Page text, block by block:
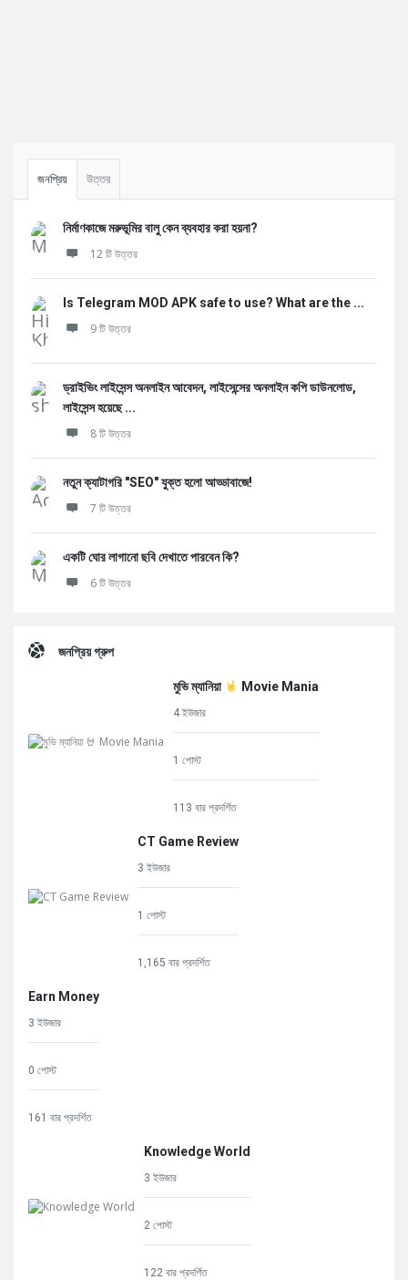
Sidebar
জনপ্রিয় উত্তর
নির্মাণকাজে মরুভূমির বালু কেন ব্যবহার করা হয়না?
12 টি উত্তর
Is Telegram MOD APK safe to use? What are the ...
9 টি উত্তর
ড্রাইভিং লাইসেন্স অনলাইন আবেদন, লাইসেন্সের অনলাইন কপি ডাউনলোড,
লাইসেন্স হয়েছে ...
8 টি উত্তর
নতুন ক্যাটাগরি "SEO" যুক্ত হলো আড্ডাবাজে!
7 টি উত্তর
একটি ঘোর লাগানো ছবি দেখাতে পারবেন কি?
6 টি উত্তর
জনপ্রিয় গ্রুপ
মুভি ম্যানিয়া Movie Mania
4 ইউজার
1 পোস্ট
113 বার প্রদর্শিত
CT Game Review
3 ইউজার
1 পোস্ট
1,165 বার প্রদর্শিত
Earn Money
3 ইউজার
0 পোস্ট
161 বার প্রদর্শিত
Knowledge World
3 ইউজার
2 পোস্ট
122 বার প্রদর্শিত